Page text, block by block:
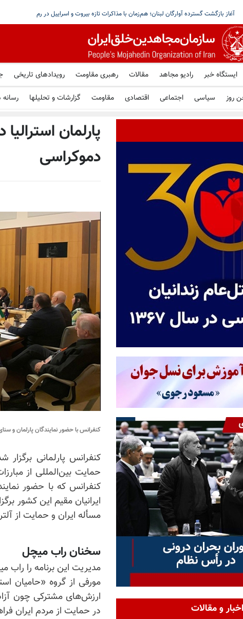
ریاض: صلح در یمن با فریبکاری سیاسی محقق نمی‌شود؛ هیچ گفتگویی با حوثی‌ها در مسقط
ایستگاه خبر رادیو مجاهد مقالات رهبری مقاومت رویدادهای تاریخی
روز سیاسی اجتماعی اقتصادی مقاومت گزارشات و تحلیلها رسانه
پارلمان
دموکراسی
کنفرانس با حضور نمایندگان پارلمان و
کنفرانس پارلمانی برگزار
حمایت بین‌المللی از
کنفرانس که با حضور
ایرانیان مقیم این کشور
مسأله ایران و حمایت از
سخنان راب میچل
مدیریت این برنامه را راب
مورفی از گروه «حامیان
ارزش‌های مشترکی چون
در حمایت از مردم ایران
و مقالات